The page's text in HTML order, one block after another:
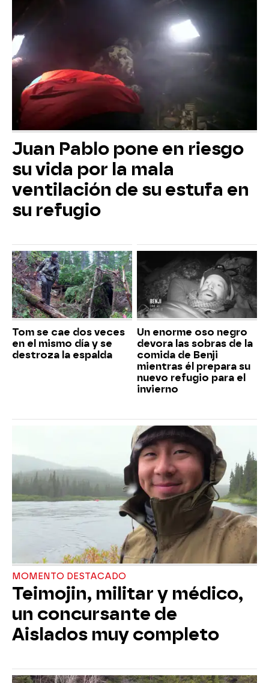
Juan Pablo pone en riesgo
su vida por la mala
ventilación de su estufa en
su refugio
Tom se cae dos veces
en el mismo día y se
destroza la espalda
Un enorme oso negro
devora las sobras de la
comida de Benji
mientras él prepara su
nuevo refugio para el
invierno
MOMENTO DESTACADO
Teimojin, militar y médico,
un concursante de
Aislados muy completo